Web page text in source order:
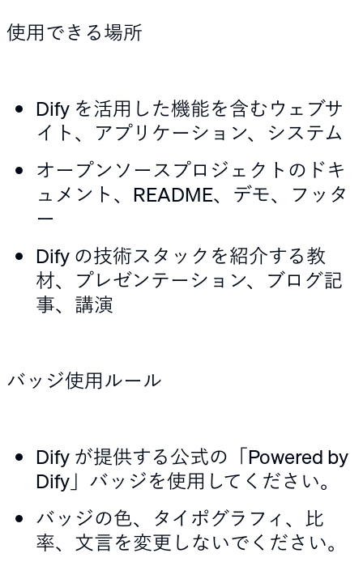
使用できる場所
Dify を活用した機能を含むウェブサ
イト、アプリケーション、システム
オープンソースプロジェクトのドキ
ュメント、README、デモ、フッタ
ー
Dify の技術スタックを紹介する教
材、プレゼンテーション、ブログ記
事、講演
バッジ使用ルール
Dify が提供する公式の「Powered by
Dify」バッジを使用してください。
バッジの色、タイポグラフィ、比
率、文言を変更しないでください。